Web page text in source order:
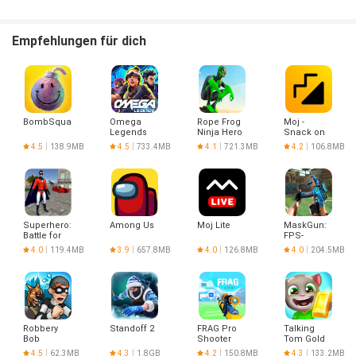
Empfehlungen für dich
BombSquad
4.5 138.9MB
Omega
Legends
4.5 733.4MB
Rope Frog
Ninja Hero
Car Vegas
4.1 721.3MB
Moj -
Snack on
Indian
Short
Made in
India
4.2 106.8MB
Superhero:
Battle for
Justice
4.0 119.4MB
Among Us
3.9 657.8MB
Moj Lite
4.0 126.8MB
MaskGun:
FPS-
Schießspiel
4.0 204.5MB
Robbery
Bob
4.5 62.3MB
Standoff 2
4.3 1.8GB
FRAG Pro
Shooter
4.2 150.8MB
Talking
Tom Gold
Run
4.3 133.2MB